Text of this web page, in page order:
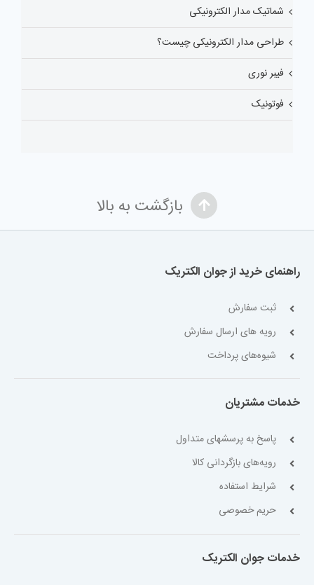
شماتیک مدار الکترونیکی
طراحی مدار الکترونیکی چیست؟
فیبر نوری
فوتونیک
بازگشت به بالا
راهنمای خرید از جوان الکتریک
ثبت سفارش
رویه های ارسال سفارش
شیوه‌های پرداخت
خدمات مشتریان
پاسخ به پرسشهای متداول
رویه‌های بازگردانی کالا
شرایط استفاده
حریم خصوصی
خدمات جوان الکتریک